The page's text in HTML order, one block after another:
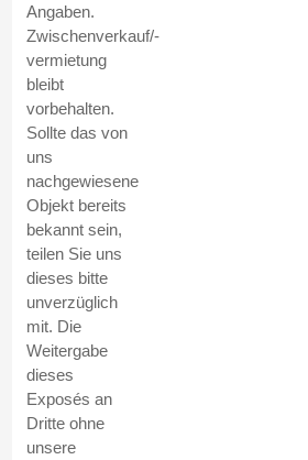
Angaben.
Zwischenverkauf/-
vermietung
bleibt
vorbehalten.
Sollte das von
uns
nachgewiesene
Objekt bereits
bekannt sein,
teilen Sie uns
dieses bitte
unverzüglich
mit. Die
Weitergabe
dieses
Exposés an
Dritte ohne
unsere